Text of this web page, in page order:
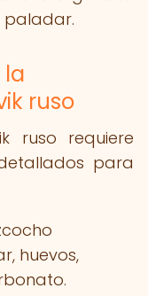
paladar.
la
ruso
ruso requiere
para
huevos,